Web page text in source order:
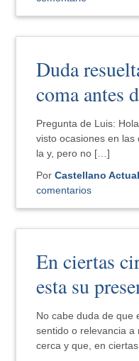
Duda
coma antes
Pregunta de Luis:
visto ocasiones en
la y, pero no […]
PorCastellano Actual
comentarios
En ciertas
esta su
No cabe duda de que
sentido o relevancia a
cerca y que, en